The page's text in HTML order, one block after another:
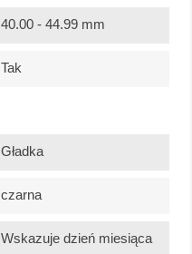
40.00 - 44.99 mm
Tak
Gładka
czarna
Wskazuje dzień miesiąca